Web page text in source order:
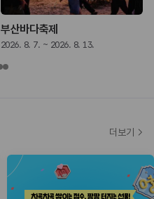
부산바다축제
2026. 8. 7. ~ 2026. 8. 13.
더보기